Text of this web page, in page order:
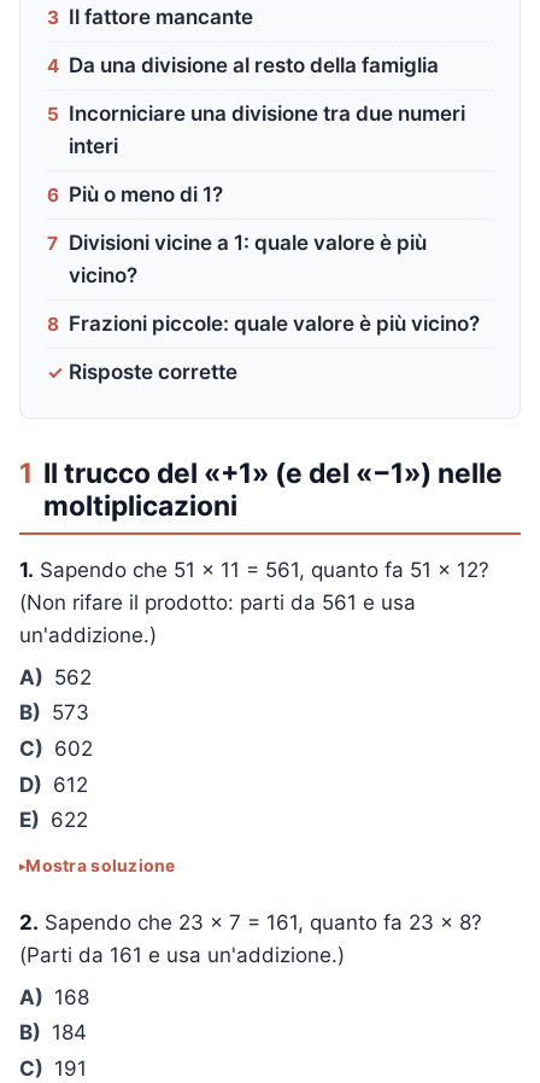
3 Il fattore mancante
4 Da una divisione al resto della famiglia
5 Incorniciare una divisione tra due numeri
interi
6 Più o meno di 1?
7 Divisioni vicine a 1: quale valore è più
vicino?
8 Frazioni piccole: quale valore è più vicino?
✓ Risposte corrette
1 Il trucco del «+1» (e del «−1») nelle
moltiplicazioni
1. Sapendo che 51 × 11 = 561, quanto fa 51 × 12?
(Non rifare il prodotto: parti da 561 e usa
un'addizione.)
A) 562
B) 573
C) 602
D) 612
E) 622
Mostra soluzione
2. Sapendo che 23 × 7 = 161, quanto fa 23 × 8?
(Parti da 161 e usa un'addizione.)
A) 168
B) 184
C) 191